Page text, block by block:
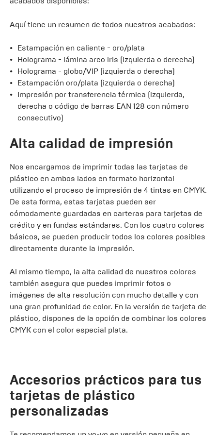
Aquí tiene un resumen de todos nuestros acabados:
Estampación en caliente - oro/plata
Holograma - lámina arco iris (izquierda o derecha)
Holograma - globo/VIP (izquierda o derecha)
Estampación oro/plata (izquierda o derecha)
Impresión por transferencia térmica (izquierda,
derecha o código de barras EAN 128 con número
consecutivo)
Alta calidad de impresión
Nos encargamos de imprimir todas las tarjetas de
plástico en ambos lados en formato horizontal
utilizando el proceso de impresión de 4 tintas en CMYK.
De esta forma, estas tarjetas pueden ser
cómodamente guardadas en carteras para tarjetas de
crédito y en fundas estándares. Con los cuatro colores
básicos, se pueden producir todos los colores posibles
directamente durante la impresión.
Al mismo tiempo, la alta calidad de nuestros colores
también asegura que puedes imprimir fotos o
imágenes de alta resolución con mucho detalle y con
una gran profunidad de color. En la versión de tarjeta de
plástico, dispones de la opción de combinar los colores
CMYK con el color especial plata.
Accesorios prácticos para tus
tarjetas de plástico
personalizadas